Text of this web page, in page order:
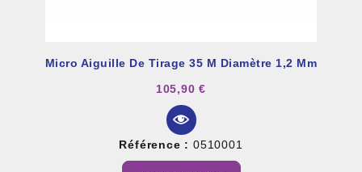
Micro Aiguille De Tirage 35 M Diamètre 1,2 Mm
105,90 €
Référence : 0510001